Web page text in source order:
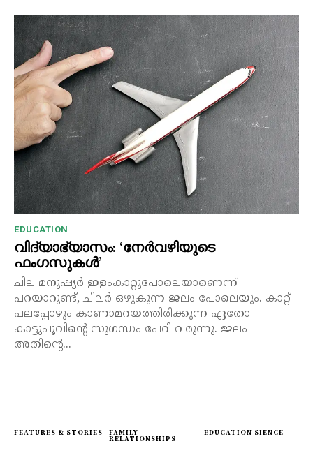
EDUCATION
വിദ്യാഭ്യാസം: ‘നേർവഴിയുടെ
ഫംഗസുകൾ’
ചില മനുഷ്യർ ഇളംകാറ്റുപോലെയാണെന്ന്
പറയാറുണ്ട്, ചിലർ ഒഴുകുന്ന ജലം പോലെയും. കാറ്റ്
പലപ്പോഴും കാണാമറയത്തിരിക്കുന്ന ഏതോ
കാട്ടുപൂവിന്റെ സുഗന്ധം പേറി വരുന്നു. ജലം
അതിന്റെ...
FEATURES & STORIES FAMILY
RELATIONSHIPS
EDUCATION SIENCE